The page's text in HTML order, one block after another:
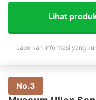
Lihat
Laporkan informasi yang
No.3